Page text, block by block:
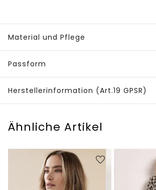
Material und Pflege
Passform
Herstellerinformation (Art.19 GPSR)
Ähnliche Artikel